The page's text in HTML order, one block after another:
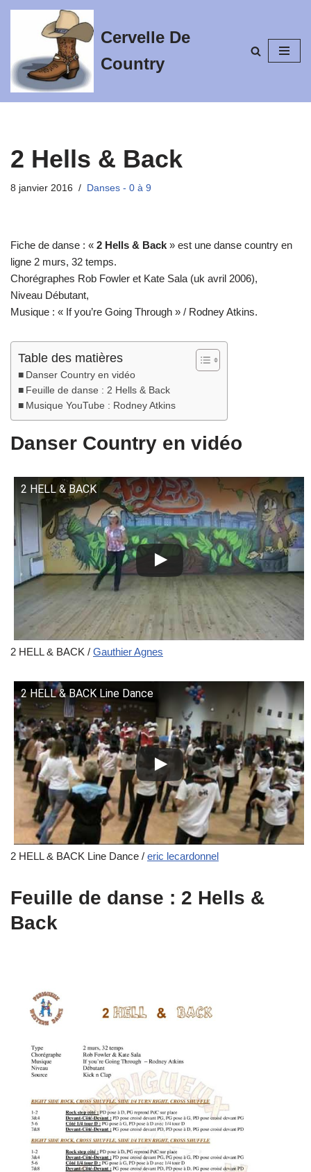
contenu
Cervelle De
Country
2 Hells & Back
8 janvier 2016 Danses - 0 à 9
Fiche de danse : « 2 Hells & Back » est une danse country en
ligne 2 murs, 32 temps.
Chorégraphes Rob Fowler et Kate Sala (uk avril 2006),
Niveau Débutant,
Musique : « If you’re Going Through » / Rodney Atkins.
Table des matières
Danser Country en vidéo
Feuille de danse : 2 Hells & Back
Musique YouTube : Rodney Atkins
Danser Country en vidéo
2 HELL & BACK
2 HELL & BACK / Gauthier Agnes
2 HELL & BACK Line Dance
2 HELL & BACK Line Dance / eric lecardonnel
Feuille de danse : 2 Hells &
Back